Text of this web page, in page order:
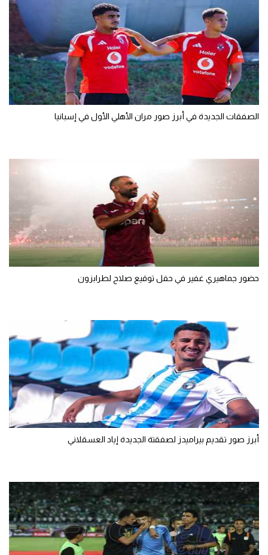
الصفقات الجديدة في أبرز صور مران الأهلي الأول في إسبانيا
حضور جماهيري غفير في حفل توقيع صلاح لطرابزون
أبرز صور تقديم بيراميدز لصفقتة الجديدة إياد العسقلاني